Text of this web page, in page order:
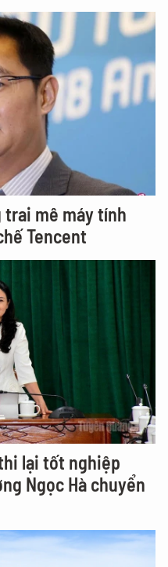
trai mê máy tính
Tencent
lại tốt nghiệp
Ngọc Hà chuyển